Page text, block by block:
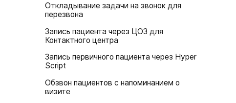
Откладывание задачи на звонок для
перезвона
Запись пациента через ЦОЗ для
Контактного центра
Запись первичного пациента через Hyper
Script
Обзвон пациентов с напоминанием о
визите